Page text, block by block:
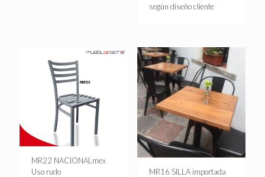
según diseño cliente
MR22 NACIONALmex
Uso rudo
MR16 SILLA importada